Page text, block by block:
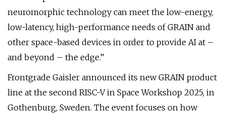
neuromorphic technology can meet the low-energy,
low-latency, high-performance needs of GRAIN and
other space-based devices in order to provide AI at –
and beyond – the edge.”
Frontgrade Gaisler announced its new GRAIN product
line at the second RISC-V in Space Workshop 2025, in
Gothenburg, Sweden. The event focuses on how